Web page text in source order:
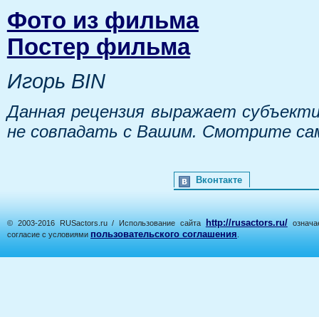
Фото из фильма
Постер фильма
Игорь BIN
Данная рецензия выражает
не совпадать с Вашим. Смотрите
Вконтакте
© 2003-2016 RUSactors.ru / Использование сайта http://rusactors.ru/
согласие с условиями пользовательского соглашения